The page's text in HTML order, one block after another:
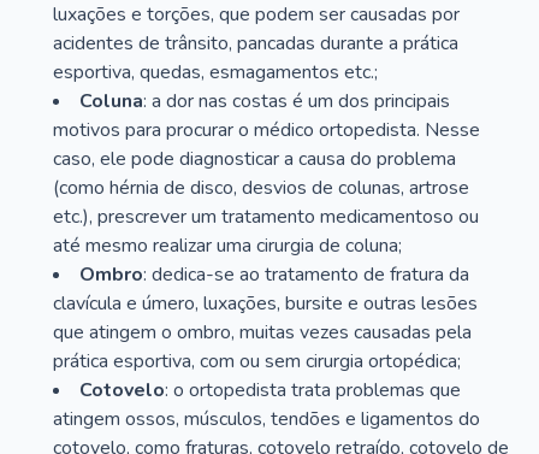
luxações e torções, que podem ser causadas por
acidentes de trânsito, pancadas durante a prática
esportiva, quedas, esmagamentos etc.;
Coluna: a dor nas costas é um dos principais
motivos para procurar o médico ortopedista. Nesse
caso, ele pode diagnosticar a causa do problema
(como hérnia de disco, desvios de colunas, artrose
etc.), prescrever um tratamento medicamentoso ou
até mesmo realizar uma cirurgia de coluna;
Ombro: dedica-se ao tratamento de fratura da
clavícula e úmero, luxações, bursite e outras lesões
que atingem o ombro, muitas vezes causadas pela
prática esportiva, com ou sem cirurgia ortopédica;
Cotovelo: o ortopedista trata problemas que
atingem ossos, músculos, tendões e ligamentos do
cotovelo, como fraturas, cotovelo retraído, cotovelo de